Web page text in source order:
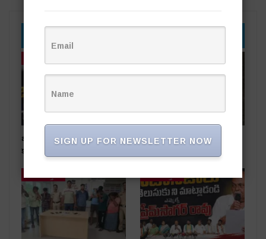
బంగారు దుకాణంలో చోరీ..
కలకలం
రోడ్డు ప్రమాదంలో ఒకరికి గాయాలు
SIGN UP FOR NEWSLETTER NOW